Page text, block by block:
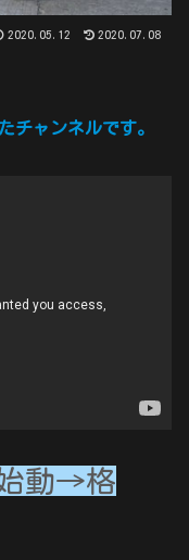
2020.05.12 2020.07.08
チャンネルです。
始動→格